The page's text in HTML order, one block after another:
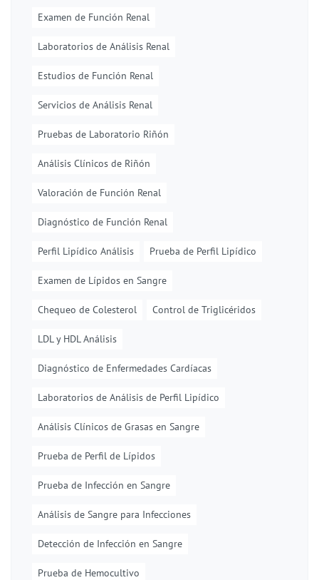
Examen de Función Renal
Laboratorios de Análisis Renal
Estudios de Función Renal
Servicios de Análisis Renal
Pruebas de Laboratorio Riñón
Análisis Clínicos de Riñón
Valoración de Función Renal
Diagnóstico de Función Renal
Perfil Lipídico Análisis Prueba de Perfil Lipídico
Examen de Lípidos en Sangre
Chequeo de Colesterol Control de Triglicéridos
LDL y HDL Análisis
Diagnóstico de Enfermedades Cardíacas
Laboratorios de Análisis de Perfil Lipídico
Análisis Clínicos de Grasas en Sangre
Prueba de Perfil de Lípidos
Prueba de Infección en Sangre
Análisis de Sangre para Infecciones
Detección de Infección en Sangre
Prueba de Hemocultivo